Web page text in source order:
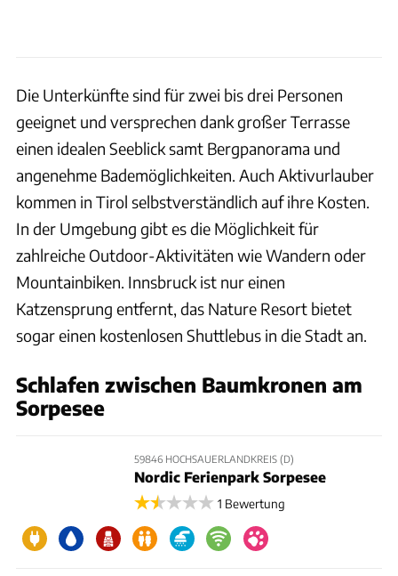
Die Unterkünfte sind für zwei bis drei Personen
geeignet und versprechen dank großer Terrasse
einen idealen Seeblick samt Bergpanorama und
angenehme Bademöglichkeiten. Auch Aktivurlauber
kommen in Tirol selbstverständlich auf ihre Kosten.
In der Umgebung gibt es die Möglichkeit für
zahlreiche Outdoor-Aktivitäten wie Wandern oder
Mountainbiken. Innsbruck ist nur einen
Katzensprung entfernt, das Nature Resort bietet
sogar einen kostenlosen Shuttlebus in die Stadt an.
Schlafen zwischen Baumkronen am
Sorpesee
59846 HOCHSAUERLANDKREIS (D)
Nordic Ferienpark Sorpesee
1 Bewertung